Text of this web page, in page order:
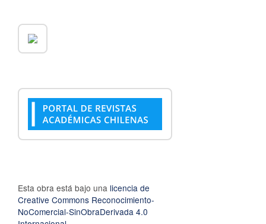
Esta obra está bajo una licencia de
Creative Commons Reconocimiento-
NoComercial-SinObraDerivada 4.0